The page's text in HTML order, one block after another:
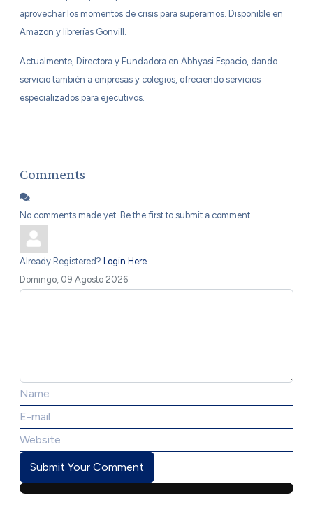
aprovechar los momentos de crisis para superarnos. Disponible en
Amazon y librerías Gonvill.
Actualmente, Directora y Fundadora en Abhyasi Espacio, dando
servicio también a empresas y colegios, ofreciendo servicios
especializados para ejecutivos.
Comments
No comments made yet. Be the first to submit a comment
Already Registered? Login Here
Domingo, 09 Agosto 2026
Submit Your Comment